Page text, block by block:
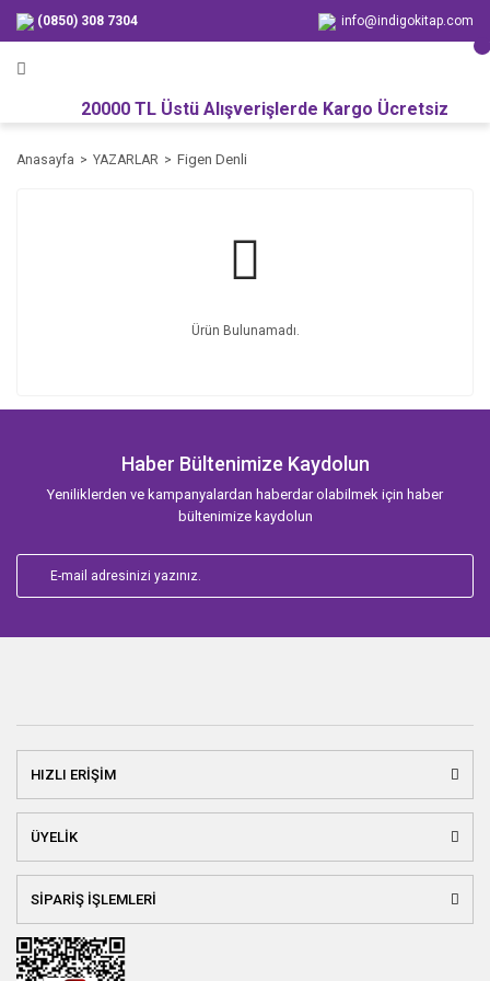
(0850) 308 7304 info@indigokitap.com
20000 TL Üstü Alışverişlerde Kargo Ücretsiz
Anasayfa YAZARLAR Figen Denli
Ürün Bulunamadı.
Haber Bültenimize Kaydolun
Yeniliklerden ve kampanyalardan haberdar olabilmek için haber
bültenimize kaydolun
HIZLI ERİŞİM
ÜYELİK
SİPARİŞ İŞLEMLERİ